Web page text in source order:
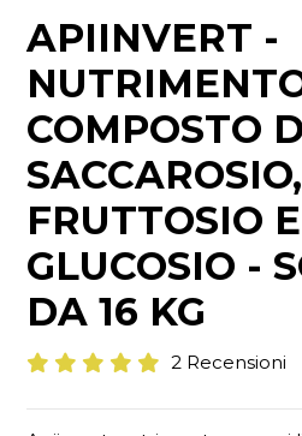
APIINVERT -
COMPOSTO
SACCAROSIO,
FRUTTOSIO E
GLUCOSIO -
DA 16 KG
2 Recensioni